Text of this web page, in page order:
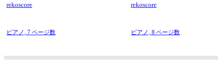
rekoscore
ピアノ, 7 ページ数
rekoscore
ピアノ,8 ページ数